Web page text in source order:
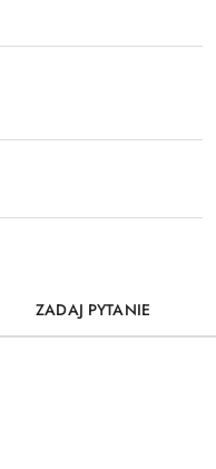
ZADAJ PYTANIE